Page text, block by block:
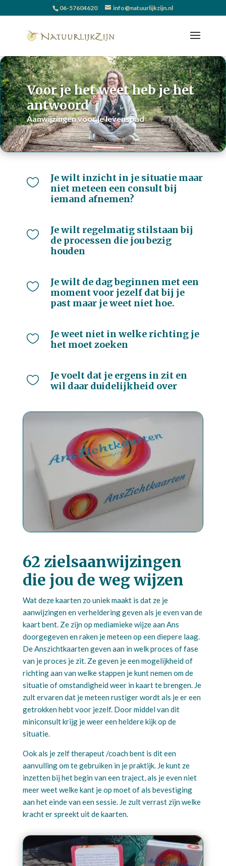
06-57604620 info@natuurlijkzijn.nl
Voor je het weet heb je het
antwoord
Aanwijzingen voor je levenspad

Je wilt inzicht in je situatie maar
niet meteen een consult bij
iemand afnemen?

Je wilt regelmatig stilstaan bij
de processen die jou bezig
houden

Je wilt de dag beginnen met een
moment voor jezelf dat bij je
past maar je weet niet hoe.

Je weet niet in welke richting je
het moet zoeken

Je voelt dat je ergens in zit en
wil daar duidelijkheid over
62 zielsaanwijzingen
die jou de weg wijzen
Wat deze kaarten zo uniek maakt is dat ze je
aanwijzingen en verheldering geven als je even van de
kaart bent. Ze zijn op mediamieke wijze aan Ans
doorgegeven en raken je meteen op een diepere laag.
De Anszichtkaarten geven aan in welk proces of fase
van je proces je zit. Ze geven je een mogelijkheid of
richting aan van welke stappen je kunt nemen om de
situatie of omstandigheid weer in kaart te brengen. Je
zult ervaren dat je meteen rustiger wordt als je er een
getrokken hebt voor jezelf. Door middel van dit
miniconsult krijg je weer een heldere kijk op de
situatie.
Ook als je zelf therapeut /coach bent is dit een
aanvulling om te gebruiken in je praktijk. Je kunt ze
inzetten bij het begin van een traject, als je even niet
meer weet welke kant je op moet of als bevestiging
aan het einde van een sessie. Je zult verrast zijn welke
kracht er spreekt uit de kaarten.